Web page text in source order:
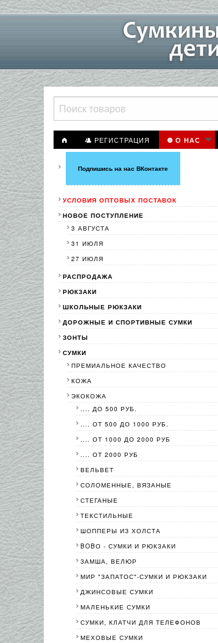
РЕГИСТРАЦИЯ О НАС
Подпишись на нас ВКонтакте
УСЛОВИЯ ОПТОВЫХ ПОСТАВОК
НОВОЕ ПОСТУПЛЕНИЕ
3 АВГУСТА
31 ИЮЛЯ
27 ИЮЛЯ
РАСПРОДАЖА
РЮКЗАКИ
ШКОЛЬНЫЕ РЮКЗАКИ
ДОРОЖНЫЕ И СПОРТИВНЫЕ СУМКИ
ЗОНТЫ
СУМКИ
ПРЕМИАЛЬНОЕ КАЧЕСТВО
КОЖА
ЭКОКОЖА
.... ДО 500 РУБ.
.... ОТ 500 ДО 1000 РУБ.
.... ОТ 1000 ДО 2000 РУБ
.... ОТ 2000 РУБ
ВЕЛЬВЕТ
СОЛОМЕННЫЕ, ВЯЗАНЫЕ
СТЕГАНЫЕ
ТЕКСТИЛЬНЫЕ
ШОППЕРЫ ИЗ ХОЛСТА
BOBО - СУМКИ И РЮКЗАКИ
ЗАМША, ВЕЛЮР
МИР "ЗАПАТОС"-СУМКИ И РЮКЗАКИ
ДЖИНСОВЫЕ СУМКИ
МАЛЕНЬКИЕ СУМКИ
СУМКИ, КЛАТЧИ ДЛЯ ТЕЛЕФОНОВ
МЕХОВЫЕ СУМКИ